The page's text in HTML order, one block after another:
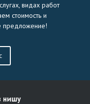
видах работ
стоимость и
предложение!
нишу